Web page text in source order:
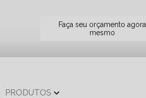
Faça seu orçamento agora
mesmo
PRODUTOS